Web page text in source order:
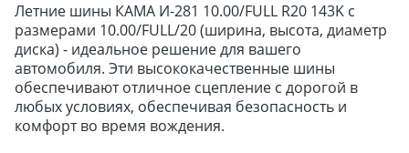
Летние шины КАМА И-281 10.00/FULL R20 143K с
размерами 10.00/FULL/20 (ширина, высота, диаметр
диска) - идеальное решение для вашего
автомобиля. Эти высококачественные шины
обеспечивают отличное сцепление с дорогой в
любых условиях, обеспечивая безопасность и
комфорт во время вождения.